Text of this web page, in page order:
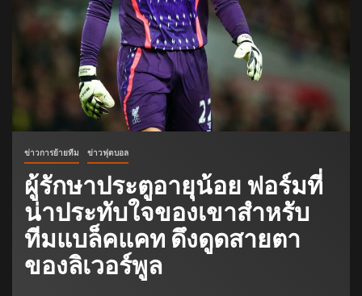
ข่าวการย้ายทีม ข่าวฟุตบอล
ผู้รักษาประตูอายุน้อย ฟอร์มที่
น่าประทับใจของเขาสำหรับ
ทีมแบล็คแคท ดึงดูดสายตา
ของลิเวอร์พูล